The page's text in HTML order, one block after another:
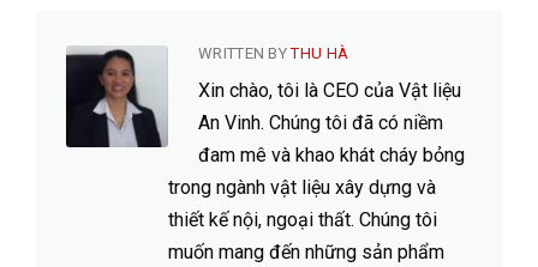
WRITTEN BYTHU HÀ
Xin chào, tôi là CEO của Vật liệu
An Vinh. Chúng tôi đã có niềm
đam mê và khao khát cháy bỏng
trong ngành vật liệu xây dựng và
thiết kế nội, ngoại thất. Chúng tôi
muốn mang đến những sản phẩm